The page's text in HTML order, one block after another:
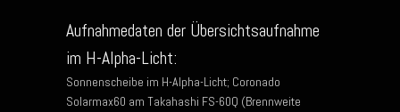
Aufnahmedaten der Übersichtsaufnahme
im H-Alpha-Licht:
Sonnenscheibe im H-Alpha-Licht; Coronado
Solarmax60 am Takahashi FS-60Q (Brennweite